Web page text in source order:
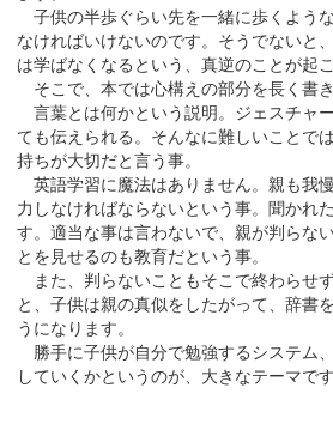
子供の半歩ぐらい先を一緒に歩くよう
なければいけないのです。そうでないと
は学ばなくなるという、真逆のことが起
そこで、本では心構えの部分を長く書き
言葉とは何かという説明。ジェスチャ
ても伝えられる。そんなに難しいことで
持ちが大切だと言う事。
英語学習に魔法はありません。親も我
力しなければならないという事。聞かれ
す。適当な事は言わないで、親が判らな
とを見せるのも教育だという事。
また、判らないこともそこで終わらせ
と、子供は親の真似をしたがって、辞書
うになります。
勝手に子供が自分で勉強するシステム
していくかというのが、大きなテーマです